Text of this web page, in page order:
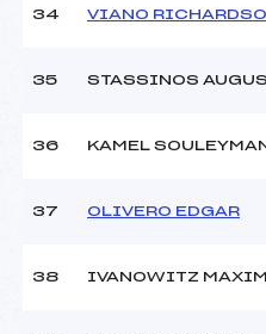
34 VIANO
35 STASSINOS
36 KAMEL
37 OLIVERO EDGAR
38 IVANOWITZ